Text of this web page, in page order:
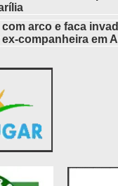
arco e faca
companheira em